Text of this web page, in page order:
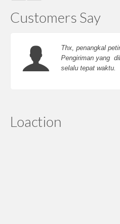
Customers Say
Thx, penangkal
Pengiriman yang
selalu tepat waktu.
Loaction